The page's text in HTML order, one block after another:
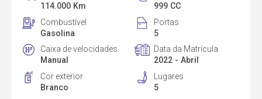
114.000 Km
999 CC
Combustível
Gasolina
Portas
5
Caixa de velocidades
Manual
Data da Matrícula
2022 - Abril
Cor exterior
Branco
Lugares
5